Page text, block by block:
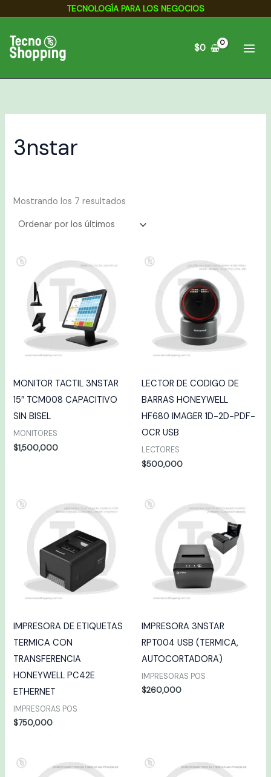
contenido
TECNOLOGÍA PARA LOS NEGOCIOS
$0
3nstar
Mostrando los 7 resultados
Ordenado
por
los
MONITOR TACTIL 3NSTAR
15″ TCM008 CAPACITIVO
SIN BISEL
MONITORES
$1,500,000
LECTOR DE CODIGO DE
BARRAS HONEYWELL
HF680 IMAGER 1D-2D-PDF-
OCR USB
LECTORES
$500,000
IMPRESORA DE ETIQUETAS
TERMICA CON
TRANSFERENCIA
HONEYWELL PC42E
ETHERNET
IMPRESORAS POS
$750,000
IMPRESORA 3NSTAR
RPT004 USB (TERMICA,
AUTOCORTADORA)
IMPRESORAS POS
$260,000